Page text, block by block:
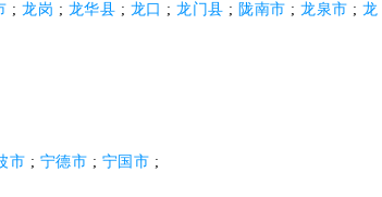
; 龙岗 ; 龙华县 ; 龙口 ; 龙门县 ; 陇南市 ; 龙泉市 ; 龙
市 ; 宁德市 ; 宁国市 ;